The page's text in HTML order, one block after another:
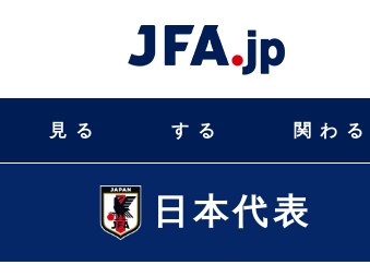
見る する 関わる
日本代表